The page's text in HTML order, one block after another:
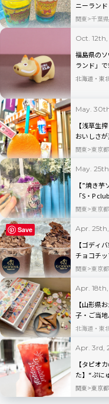
ニーラン
関東 千葉県
Oct.
福島県の
ランド」
北海道・東
May.
【浅草生
おいしさ
関東 東京
May.
【”焼き
「S・P
＞」を実
関東 東京
Apr.
【ゴディ
チョコチ
関東 東京
Apr.
【山形県
子・ご当
北海道・東
Apr. 3rd,
【タピオ
た】“ぷに
ィ」で台
関東 東京
Save